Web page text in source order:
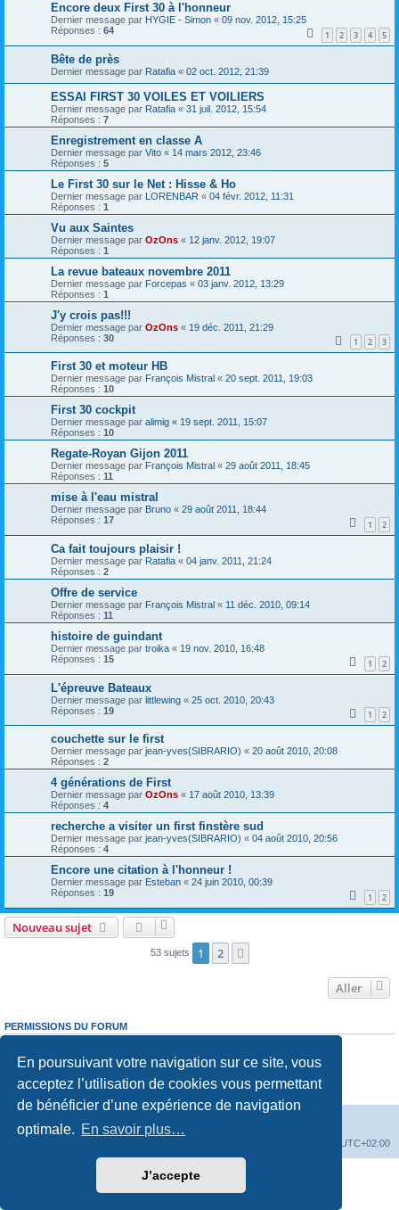
En poursuivant votre navigation sur ce site, vous
acceptez l’utilisation de cookies vous permettant
de bénéficier d’une expérience de navigation
optimale. En savoir plus…
J’accepte
Encore deux First 30 à l'honneur
Dernier message par HYGIE - Simon « 09 nov. 2012, 15:25
Réponses : 64 1 2 3 4 5
Bête de près
Dernier message par Ratafia « 02 oct. 2012, 21:39
ESSAI FIRST 30 VOILES ET VOILIERS
Dernier message par Ratafia « 31 juil. 2012, 15:54
Réponses : 7
Enregistrement en classe A
Dernier message par Vito « 14 mars 2012, 23:46
Réponses : 5
Le First 30 sur le Net : Hisse & Ho
Dernier message par LORENBAR « 04 févr. 2012, 11:31
Réponses : 1
Vu aux Saintes
Dernier message par OzOns « 12 janv. 2012, 19:07
Réponses : 1
La revue bateaux novembre 2011
Dernier message par Forcepas « 03 janv. 2012, 13:29
Réponses : 1
J'y crois pas!!!
Dernier message par OzOns « 19 déc. 2011, 21:29
Réponses : 30 1 2 3
First 30 et moteur HB
Dernier message par François Mistral « 20 sept. 2011, 19:03
Réponses : 10
First 30 cockpit
Dernier message par alimig « 19 sept. 2011, 15:07
Réponses : 10
Regate-Royan Gijon 2011
Dernier message par François Mistral « 29 août 2011, 18:45
Réponses : 11
mise à l'eau mistral
Dernier message par Bruno « 29 août 2011, 18:44
Réponses : 17 1 2
Ca fait toujours plaisir !
Dernier message par Ratafia « 04 janv. 2011, 21:24
Réponses : 2
Offre de service
Dernier message par François Mistral « 11 déc. 2010, 09:14
Réponses : 11
histoire de guindant
Dernier message par troika « 19 nov. 2010, 16:48
Réponses : 15 1 2
L'épreuve Bateaux
Dernier message par littlewing « 25 oct. 2010, 20:43
Réponses : 19 1 2
couchette sur le first
Dernier message par jean-yves(SIBRARIO) « 20 août 2010, 20:08
Réponses : 2
4 générations de First
Dernier message par OzOns « 17 août 2010, 13:39
Réponses : 4
recherche a visiter un first finstère sud
Dernier message par jean-yves(SIBRARIO) « 04 août 2010, 20:56
Réponses : 4
Encore une citation à l'honneur !
Dernier message par Esteban « 24 juin 2010, 00:39
Réponses : 19 1 2
Nouveau sujet
53 sujets 1 2
Aller
PERMISSIONS DU FORUM
Vous
ne pouvez pas
répondre aux sujets dans ce forum
Vousne pouvez pasmodifier vos messages dans ce forum
Vousne pouvez passupprimer vos messages dans ce forum
ne pouvez pas transférer de pièces jointes dans ce forum
UTC+02:00
phpBB® Forum Software © phpBB Limited
©